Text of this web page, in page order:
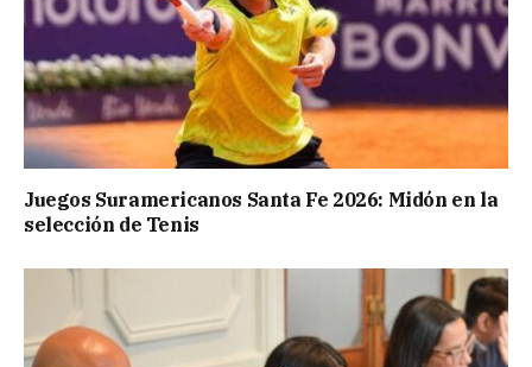
Juegos Suramericanos Santa Fe 2026: Midón en la
selección de Tenis